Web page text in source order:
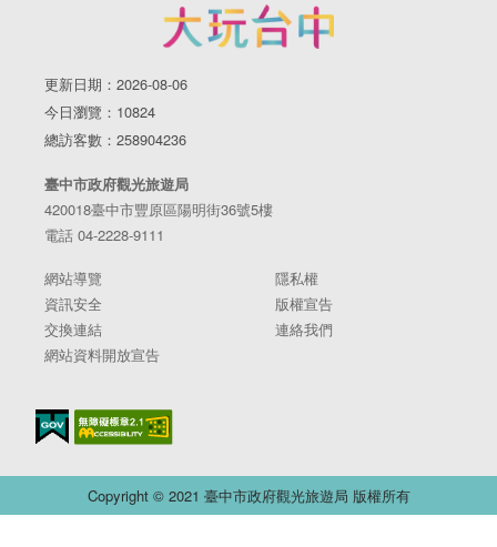
更新日期：2026-08-06
今日瀏覽：10824
總訪客數：258904236
臺中市政府觀光旅遊局
420018臺中市豐原區陽明街36號5樓
電話 04-2228-9111
網站導覽
隱私權
資訊安全
版權宣告
交換連結
連絡我們
網站資料開放宣告
Copyright © 2021 臺中市政府觀光旅遊局 版權所有